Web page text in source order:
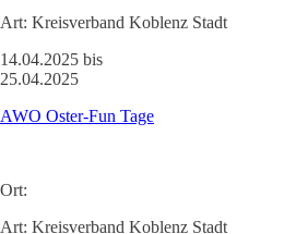
Art: Kreisverband Koblenz Stadt
14.04.2025 bis
25.04.2025
AWO Oster-Fun Tage
Ort:
Art: Kreisverband Koblenz Stadt